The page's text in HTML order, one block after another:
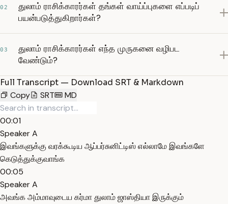
02
துலாம் ராசிக்காரர்கள் தங்கள் வாய்ப்புகளை எப்படிப்
பயன்படுத்துகிறார்கள்?
03
துலாம் ராசிக்காரர்கள் எந்த முருகனை வழிபட
வேண்டும்?
Full Transcript — Download SRT & Markdown
Copy
SRT MD
00:01
Speaker A
இவங்களுக்கு வரக்கூடிய ஆப்பர்சுனிட்டிஸ் எல்லாமே இவங்களே
கெடுத்துக்குவாங்க
00:05
Speaker A
அவங்க அம்மாவுடைய கர்மா துலாம் ஜாஸ்தியா இருக்கும்